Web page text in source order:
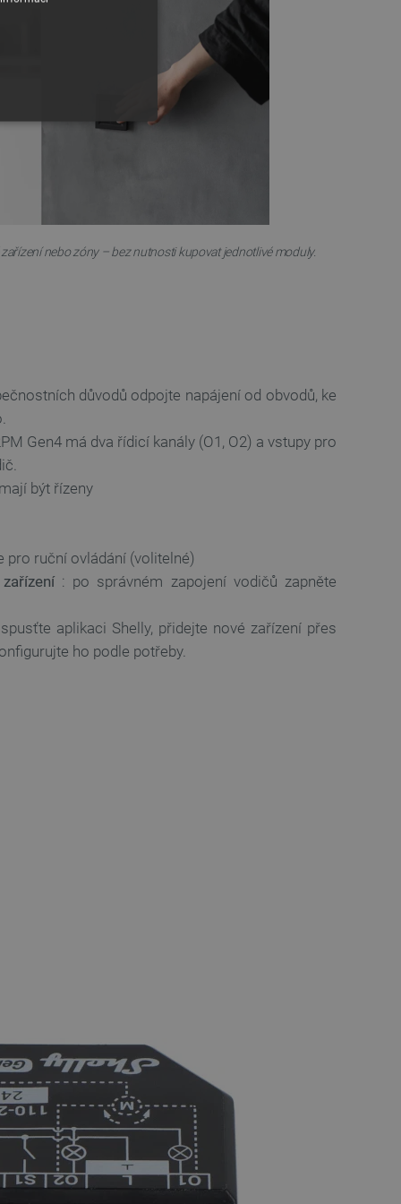
nebo zóny – bez nutnosti kupovat jednotlivé moduly.
důvodů odpojte napájení od obvodů, ke
Gen4 má dva řídicí kanály (O1, O2) a vstupy pro
být řízeny
pro ruční ovládání (volitelné)
: po správném zapojení vodičů zapněte
aplikaci Shelly, přidejte nové zařízení přes
ho podle potřeby.
která mají přístup k
jejich webových
napříč požadavky
a volby soukromí
souhlasu návštěvníka s
na enginu
jak se produkty
se obsah nákupního
nebo při opuštění
což zajišťuje více
pro účet, který je
roli při umožnění
a správou účtů.
Popis